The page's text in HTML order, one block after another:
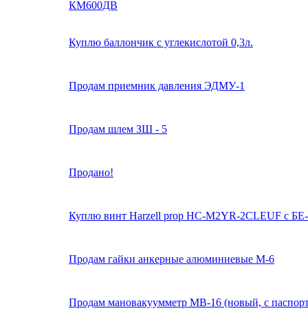
КМ600ДВ
Куплю баллончик с углекислотой 0,3л.
Продам приемник давления ЭДМУ-1
Продам шлем ЗШ - 5
Продано!
Куплю винт Harzell prop HC-M2YR-2CLEUF c
Продам гайки анкерные алюминиевые М-6
Продам мановакуумметр МВ-16 (новый, с